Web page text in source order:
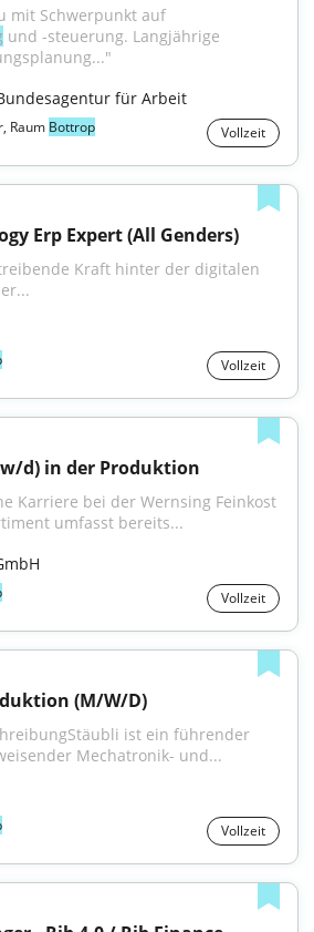
und -steuerung. Langjährige
für Arbeit
Raum Bottrop Vollzeit
Erp Expert (All Genders)
Kraft hinter der digitalen
Vollzeit
d) in der Produktion
Karriere bei der Wernsing Feinkost
umfasst bereits...
Vollzeit
(M/W/D)
ist ein führender
Mechatronik- und...
Vollzeit